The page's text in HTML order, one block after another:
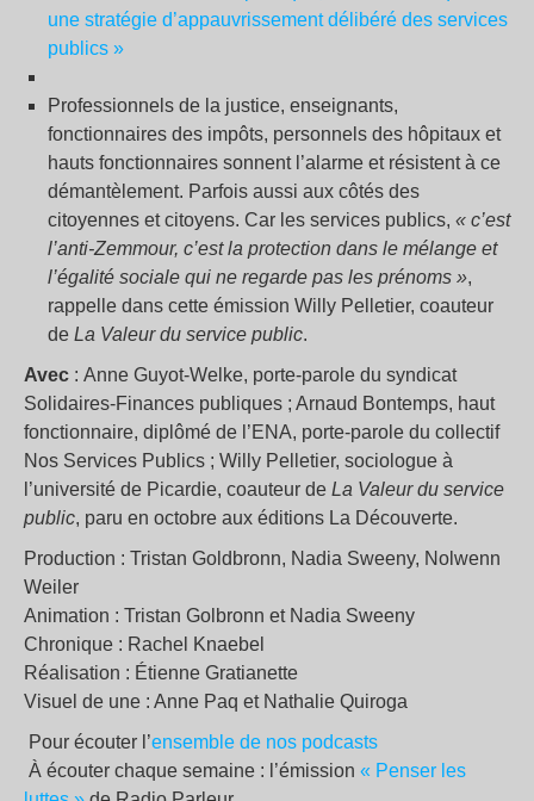
une stratégie d’appauvrissement délibéré des services
publics »
Professionnels de la justice, enseignants,
fonctionnaires des impôts, personnels des hôpitaux et
hauts fonctionnaires sonnent l’alarme et résistent à ce
démantèlement. Parfois aussi aux côtés des
citoyennes et citoyens. Car les services publics, « c’est
l’anti-Zemmour, c’est la protection dans le mélange et
l’égalité sociale qui ne regarde pas les prénoms »,
rappelle dans cette émission Willy Pelletier, coauteur
de La Valeur du service public.
Avec : Anne Guyot-Welke, porte-parole du syndicat
Solidaires-Finances publiques ; Arnaud Bontemps, haut
fonctionnaire, diplômé de l’ENA, porte-parole du collectif
Nos Services Publics ; Willy Pelletier, sociologue à
l’université de Picardie, coauteur de La Valeur du service
public, paru en octobre aux éditions La Découverte.
Production : Tristan Goldbronn, Nadia Sweeny, Nolwenn
Weiler
Animation : Tristan Golbronn et Nadia Sweeny
Chronique : Rachel Knaebel
Réalisation : Étienne Gratianette
Visuel de une : Anne Paq et Nathalie Quiroga
Pour écouter l’ensemble de nos podcasts
À écouter chaque semaine : l’émission « Penser les